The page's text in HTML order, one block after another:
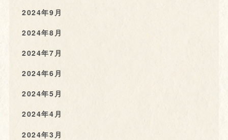
2024年9月
2024年8月
2024年7月
2024年6月
2024年5月
2024年4月
2024年3月